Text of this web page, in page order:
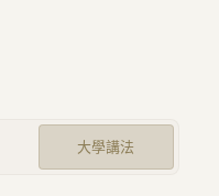
大學講法